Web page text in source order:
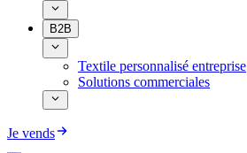
B2B
Textile personnalisé entreprise
Solutions commerciales
Je vends